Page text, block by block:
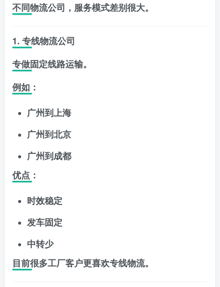
不同物流公司，服务模式差别很大。
1. 专线物流公司
专做固定线路运输。
例如：
广州到上海
广州到北京
广州到成都
优点：
时效稳定
发车固定
中转少
目前很多工厂客户更喜欢专线物流。